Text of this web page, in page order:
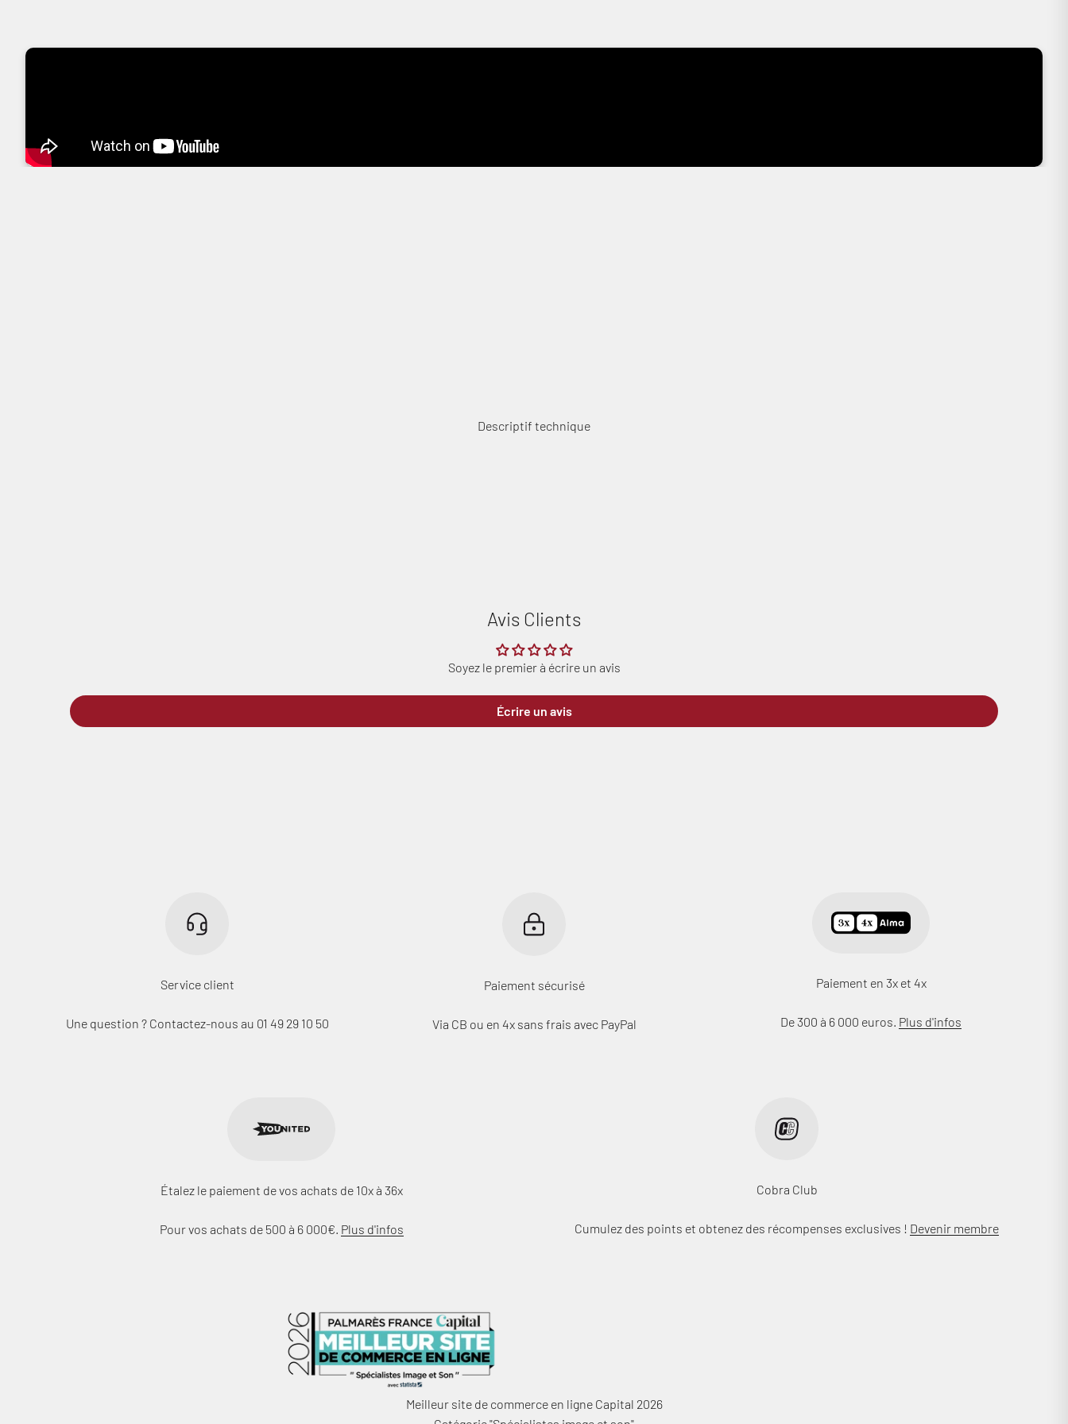
Descriptif technique
Avis Clients
Soyez le premier à écrire un avis
Écrire un avis
Service client
Une question ? Contactez-nous au 01 49 29 10 50
Paiement sécurisé
Via CB ou en 4x sans frais avec PayPal
Paiement en 3x et 4x
De 300 à 6 000 euros. Plus d'infos
Étalez le paiement de vos achats de 10x à 36x
Pour vos achats de 500 à 6 000€. Plus d'infos
Cobra Club
Cumulez des points et obtenez des récompenses exclusives ! Devenir membre
Meilleur site de commerce en ligne Capital 2026
Se connecter